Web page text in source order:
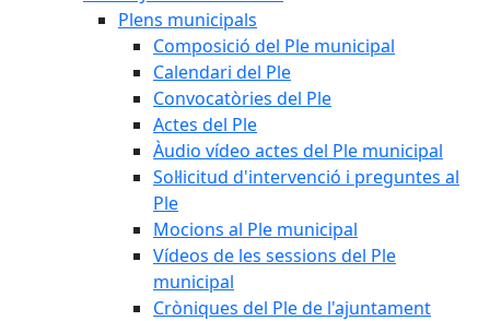
Plens municipals
Composició del Ple municipal
Calendari del Ple
Convocatòries del Ple
Actes del Ple
Àudio vídeo actes del Ple municipal
Sol·licitud d'intervenció i preguntes al
Ple
Mocions al Ple municipal
Vídeos de les sessions del Ple
municipal
Cròniques del Ple de l'ajuntament